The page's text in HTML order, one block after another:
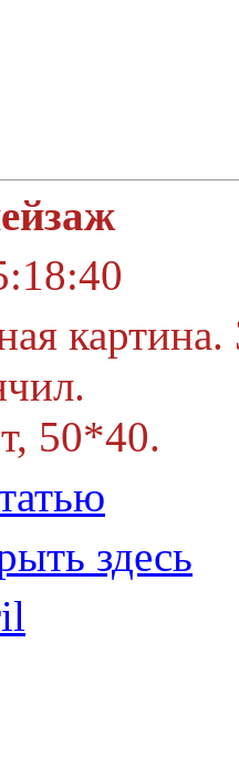
50*40.
здесь